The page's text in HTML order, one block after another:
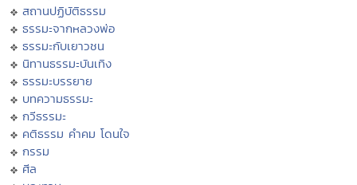
สถานปฏิบัติธรรม
ธรรมะจากหลวงพ่อ
ธรรมะกับเยาวชน
นิทานธรรมะบันเทิง
ธรรมะบรรยาย
บทความธรรมะ
กวีธรรมะ
คติธรรม คำคม โดนใจ
กรรม
ศีล